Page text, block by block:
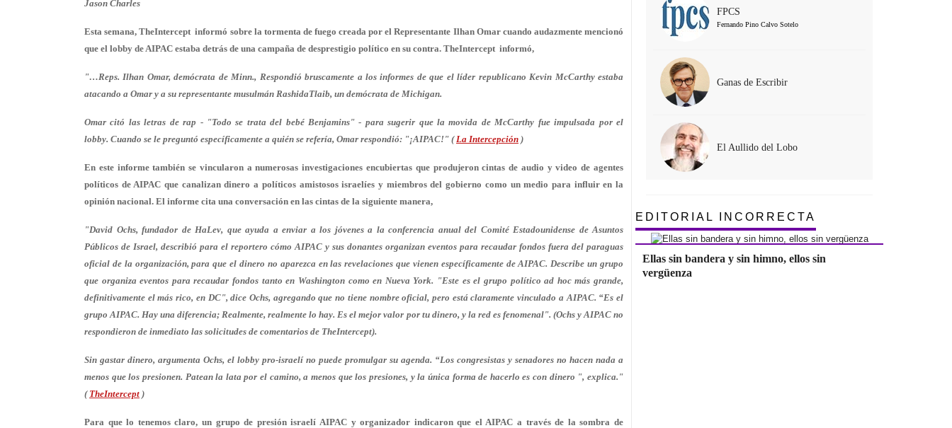
Jason Charles
Esta semana, TheIntercept informó sobre la tormenta de fuego creada por el Representante Ilhan Omar cuando audazmente mencionó
que el lobby de AIPAC estaba detrás de una campaña de desprestigio político en su contra. TheIntercept informó,
"…Reps. Ilhan Omar, demócrata de Minn., Respondió bruscamente a los informes de que el líder republicano Kevin McCarthy estaba
atacando a Omar y a su representante musulmán RashidaTlaib, un demócrata de Michigan.
Omar citó las letras de rap - "Todo se trata del bebé Benjamins" - para sugerir que la movida de McCarthy fue impulsada por el
lobby. Cuando se le preguntó específicamente a quién se refería, Omar respondió: "¡AIPAC!" (La Intercepción )
En este informe también se vincularon a numerosas investigaciones encubiertas que produjeron cintas de audio y video de agentes
políticos de AIPAC que canalizan dinero a políticos amistosos israelíes y miembros del gobierno como un medio para influir en la
opinión nacional. El informe cita una conversación en las cintas de la siguiente manera,
"David Ochs, fundador de HaLev, que ayuda a enviar a los jóvenes a la conferencia anual del Comité Estadounidense de Asuntos
Públicos de Israel, describió para el reportero cómo AIPAC y sus donantes organizan eventos para recaudar fondos fuera del paraguas
oficial de la organización, para que el dinero no aparezca en las revelaciones que vienen específicamente de AIPAC. Describe un grupo
que organiza eventos para recaudar fondos tanto en Washington como en Nueva York. "Este es el grupo político ad hoc más grande,
definitivamente el más rico, en DC", dice Ochs, agregando que no tiene nombre oficial, pero está claramente vinculado a AIPAC. “Es el
grupo AIPAC. Hay una diferencia; Realmente, realmente lo hay. Es el mejor valor por tu dinero, y la red es fenomenal". (Ochs y AIPAC no
respondieron de inmediato las solicitudes de comentarios de TheIntercept).
Sin gastar dinero, argumenta Ochs, el lobby pro-israelí no puede promulgar su agenda. “Los congresistas y senadores no hacen nada a
menos que los presionen. Patean la lata por el camino, a menos que los presiones, y la única forma de hacerlo es con dinero ", explica."
( TheIntercept )
Para que lo tenemos claro, un grupo de presión israelí AIPAC y organizador indicaron que el AIPAC a través de la sombra de
FPCS
Fernando Pino Calvo Sotelo
Ganas de Escribir
El Aullido del Lobo
EDITORIAL INCORRECTA
Ellas sin bandera y sin himno, ellos sin
vergüenza